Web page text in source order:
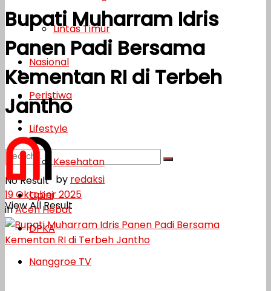
Lifestyle
Kesehatan
Opini
DPKA
Nanggroe TV
No Result
View All Result
Lintas Timur
Nasional
Peristiwa
Lifestyle
Kesehatan
Opini
DPKA
Nanggroe TV
Bupati Muharram Idris
Panen Padi Bersama
Kementan RI di Terbeh
Jantho
by redaksi
19 Oktober 2025
inAceh Hebat